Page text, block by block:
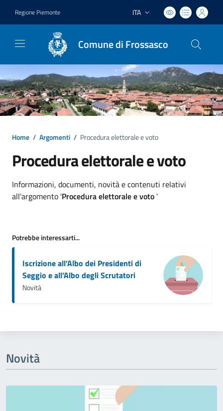
Regione Piemonte Lingua attiva:
ITA
Comune di Frossasco
Home / Argomenti / Procedura elettorale e voto
Procedura elettorale e voto
Dettagli argomento
Informazioni, documenti, novità e contenuti relativi
all'argomento 'Procedura elettorale e voto '
Potrebbe interessarti...
Iscrizione all’Albo dei Presidenti di
Seggio e all’Albo degli Scrutatori
Novità
Novità